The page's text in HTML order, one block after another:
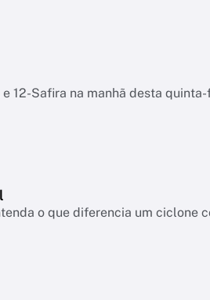
12-Safira na manhã desta
o que diferencia um ciclone